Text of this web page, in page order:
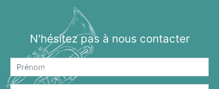
N'hésitez pas à nous contacter